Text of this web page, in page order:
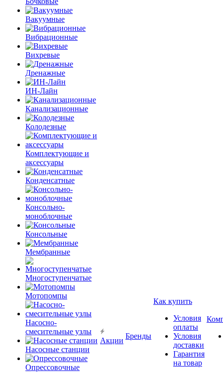
Вакуумные
Вибрационные
Вихревые
Дренажные
ИН-Лайн
Канализационные
Колодезные
Комплектующие и
аксессуары
Конденсатные
Консольно-
моноблочные
Консольные
Мембранные
Многоступенчатые
Мотопомпы
Насосно-
смесительные узлы
Насосные станции
Опрессовочные
Акции
Бренды
Как купить
Условия
оплаты
Условия
доставки
Гарантия
на товар